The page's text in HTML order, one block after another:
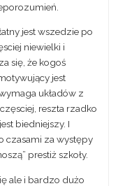
jest wszedzie po
niewielki i
się, że kogoś
jest
układów z
reszta rzadko
biedniejszy. I
czasami za występy
prestiż szkoły.
ale i bardzo dużo